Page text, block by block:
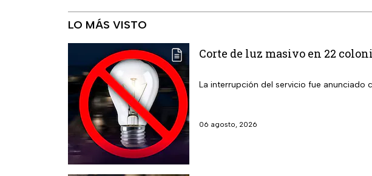
LO MÁS VISTO
Corte de luz masivo en 22
La interrupción del servicio fue anunciado
06 agosto, 2026